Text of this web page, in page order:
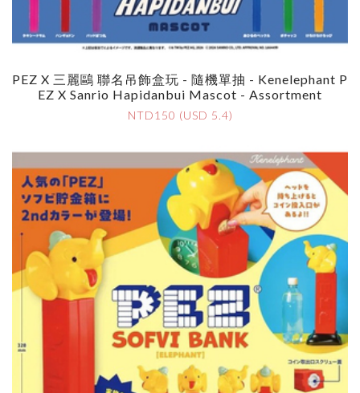
PEZ X 三麗鷗 聯名吊飾盒玩 - 隨機單抽 - Kenelephant P
EZ X Sanrio Hapidanbui Mascot - Assortment
NTD150 (USD 5.4)